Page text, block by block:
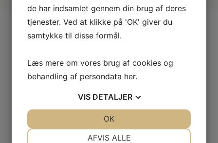
Andre
kiggede
de har indsamlet gennem din brug af deres
tjenester. Ved at klikke på 'OK' giver du
samtykke til disse formål.
Læs mere om vores brug af cookies og
behandling af persondata her.
VIS DETALJER
AFVIS ALLE
OK